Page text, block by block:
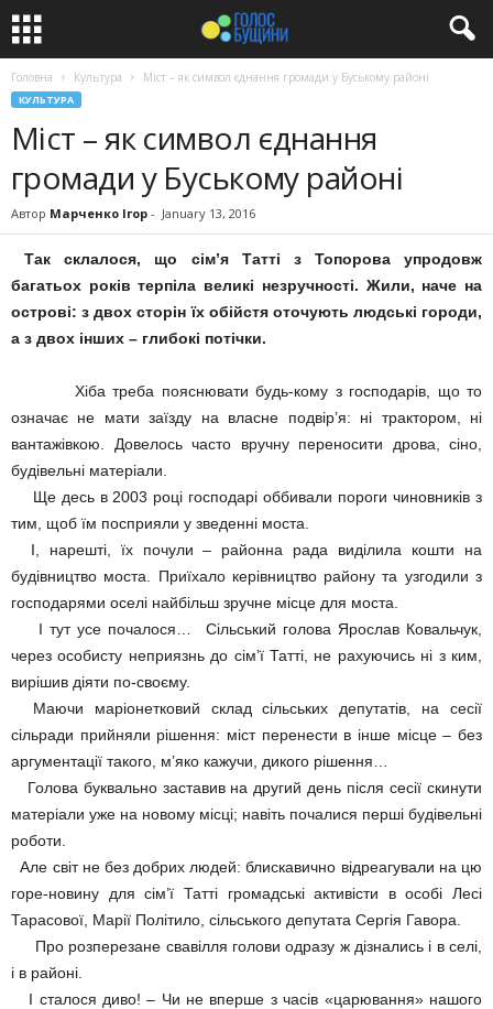
Головна Культура Міст – як символ єднання громади у Буському районі
КУЛЬТУРА
Міст – як символ єднання
громади у Буському районі
Автор Марченко Ігор - January 13, 2016
Так склалося, що сім’я Татті з Топорова упродовж
багатьох років терпіла великі незручності. Жили, наче на
острові: з двох сторін їх обійстя оточують людські городи,
а з двох інших – глибокі потічки.
Хіба треба пояснювати будь-кому з господарів, що то
означає не мати заїзду на власне подвір’я: ні трактором, ні
вантажівкою. Довелось часто вручну переносити дрова, сіно,
будівельні матеріали.
Ще десь в 2003 році господарі оббивали пороги чиновників з
тим, щоб їм посприяли у зведенні моста.
І, нарешті, їх почули – районна рада виділила кошти на
будівництво моста. Приїхало керівництво району та узгодили з
господарями оселі найбільш зручне місце для моста.
І тут усе почалося… Сільський голова Ярослав Ковальчук,
через особисту неприязнь до сім’ї Татті, не рахуючись ні з ким,
вирішив діяти по-своєму.
Маючи маріонетковий склад сільських депутатів, на сесії
сільради прийняли рішення: міст перенести в інше місце – без
аргументації такого, м’яко кажучи, дикого рішення…
Голова буквально заставив на другий день після сесії скинути
матеріали уже на новому місці; навіть почалися перші будівельні
роботи.
Але світ не без добрих людей: блискавично відреагували на цю
горе-новину для сім’ї Татті громадські активісти в особі Лесі
Тарасової, Марії Політило, сільського депутата Сергія Гавора.
Про розперезане свавілля голови одразу ж дізнались і в селі,
і в районі.
І сталося диво! – Чи не вперше з часів «царювання» нашого